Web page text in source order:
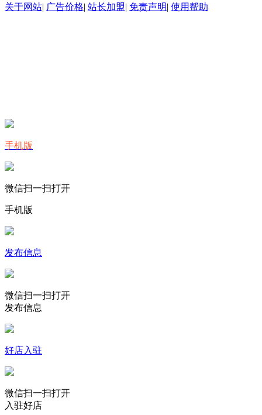
关于网站| 广告价格| 站长加盟| 免责声明| 使用帮助
手机版
微信扫一扫打开
手机版
发布信息
微信扫一扫打开
发布信息
好店入驻
微信扫一扫打开
入驻好店